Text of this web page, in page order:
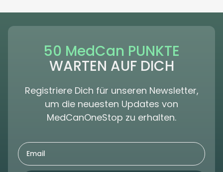
50 MedCan PUNKTE
WARTEN AUF DICH
Registriere Dich für unseren Newsletter,
um die neuesten Updates von
MedCanOneStop zu erhalten.